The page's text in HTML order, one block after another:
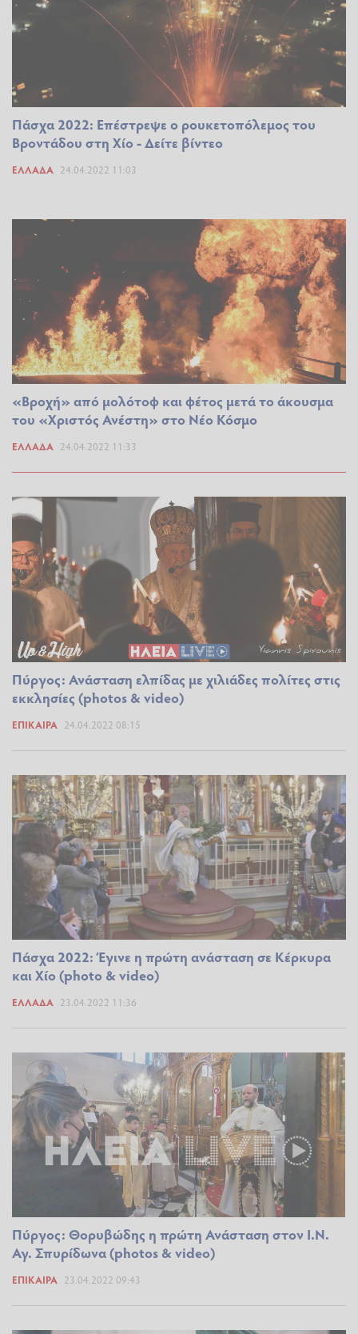
Πάσχα 2022: Επέστρεψε ο ρουκετοπόλεμος του
Βροντάδου στη Χίο - Δείτε βίντεο
ΕΛΛΆΔΑ 24.04.2022 11:03
«Βροχή» από μολότοφ και φέτος μετά το άκουσμα
του «Χριστός Ανέστη» στο Νέο Κόσμο
ΕΛΛΆΔΑ 24.04.2022 11:33
Πύργος: Ανάσταση ελπίδας με χιλιάδες πολίτες στις
εκκλησίες (photos & video)
ΕΠΊΚΑΙΡΑ 24.04.2022 08:15
Πάσχα 2022: Έγινε η πρώτη ανάσταση σε Κέρκυρα
και Χίο (photo & video)
ΕΛΛΆΔΑ 23.04.2022 11:36
Πύργος: Θορυβώδης η πρώτη Ανάσταση στον Ι.Ν.
Αγ. Σπυρίδωνα (photos & video)
ΕΠΊΚΑΙΡΑ 23.04.2022 09:43